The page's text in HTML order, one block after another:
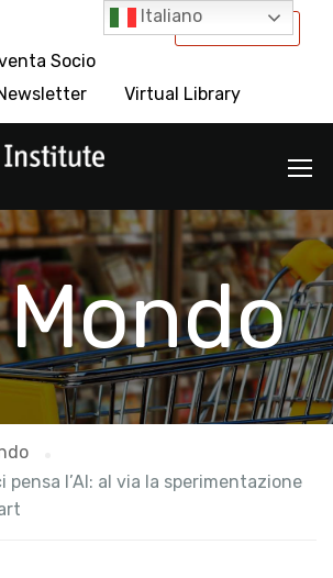
International
Socio
Virtual Library
pensa l’AI: al via la sperimentazione
Italiano